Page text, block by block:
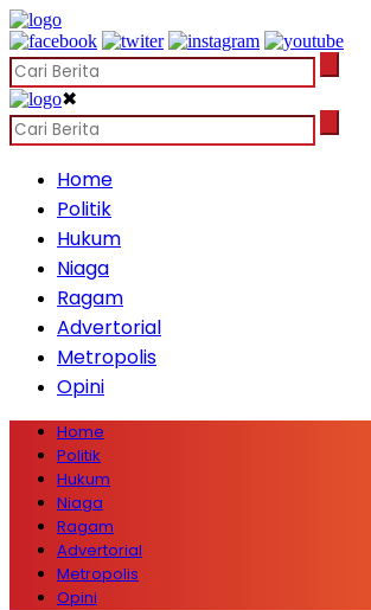
✖
Home
Politik
Hukum
Niaga
Ragam
Advertorial
Metropolis
Opini
Home
Politik
Hukum
Niaga
Ragam
Advertorial
Metropolis
Opini